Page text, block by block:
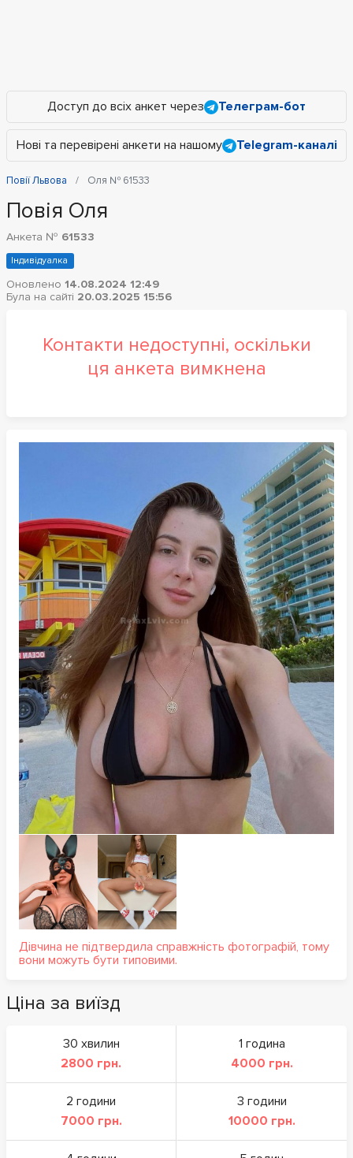
Доступ до всіх анкет через Телеграм-бот
Нові та перевірені анкети на нашому Telegram-каналі
Повії Львова Оля № 61533
Повія Оля
Анкета № 61533
Індивідуалка
Оновлено 14.08.2024 12:49
Була на сайті 20.03.2025 15:56
Контакти недоступні, оскільки
ця анкета вимкнена
Дівчина не підтвердила справжність фотографій, тому
вони можуть бути типовими.
Ціна за виїзд
30 хвилин
2800 грн.
1 година
4000 грн.
2 години
7000 грн.
3 години
10000 грн.